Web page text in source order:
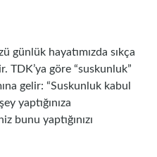
günlük hayatımızda sıkça
TDK’ya göre “suskunluk”
gelir: “Suskunluk kabul
yaptığınıza
bunu yaptığınızı